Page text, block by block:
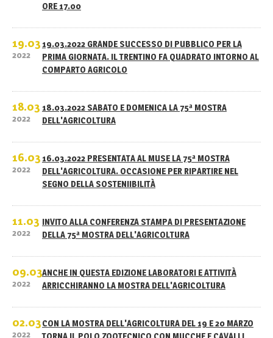
ORE 17.00
19.03
2022
19.03.2022 GRANDE SUCCESSO DI PUBBLICO PER LA
PRIMA GIORNATA. IL TRENTINO FA QUADRATO INTORNO AL
COMPARTO AGRICOLO
18.03
2022
18.03.2022 SABATO E DOMENICA LA 75ª MOSTRA
DELL'AGRICOLTURA
16.03
2022
16.03.2022 PRESENTATA AL MUSE LA 75ª MOSTRA
DELL'AGRICOLTURA. OCCASIONE PER RIPARTIRE NEL
SEGNO DELLA SOSTENIIBILITÀ
11.03
2022
INVITO ALLA CONFERENZA STAMPA DI PRESENTAZIONE
DELLA 75ª MOSTRA DELL'AGRICOLTURA
09.03
2022
ANCHE IN QUESTA EDIZIONE LABORATORI E ATTIVITÀ
ARRICCHIRANNO LA MOSTRA DELL'AGRICOLTURA
02.03
2022
CON LA MOSTRA DELL'AGRICOLTURA DEL 19 E 20 MARZO